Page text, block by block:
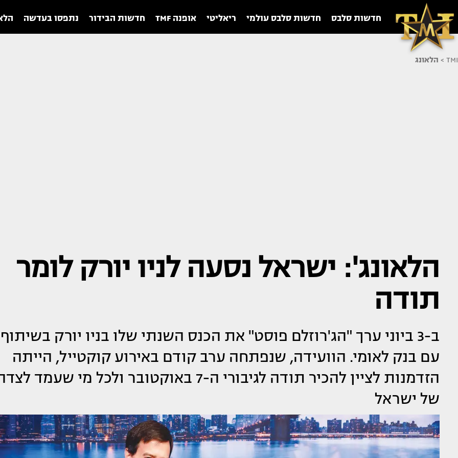
חדשות סלבס חדשות סלבס עולמי ריאליטי אופנה TMF חדשות הבידור נתפסו בעדשה
TMI
> הלאונג
הלאונג': ישראל נסעה לניו יורק לומר
תודה
ב-3 ביוני ערך "הג'רוזלם פוסט" את הכנס השנתי שלו בניו יורק בשיתוף
עם בנק לאומי. הוועידה, שנפתחה ערב קודם באירוע קוקטייל, הייתה
הזדמנות לציין להכיר תודה לגיבורי ה-7 באוקטובר ולכל מי שעמד
של ישראל